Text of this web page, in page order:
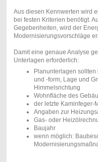
Aus diesen Kennwerten wird
bei festen Kriterien benötigt.
Gegebenheiten, wird der
Modernisierungsvorschläge
Damit eine genaue Analyse
Unterlagen erforderlich:
Planunterlagen
und -form, Lage und
Himmelsrichtung
Wohnfläche des
der letzte Kaminfeger-
Angaben zur
Gas- oder
Baujahr
wenn möglich: